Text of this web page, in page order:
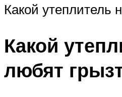
Какой утеплитель
Какой
любят